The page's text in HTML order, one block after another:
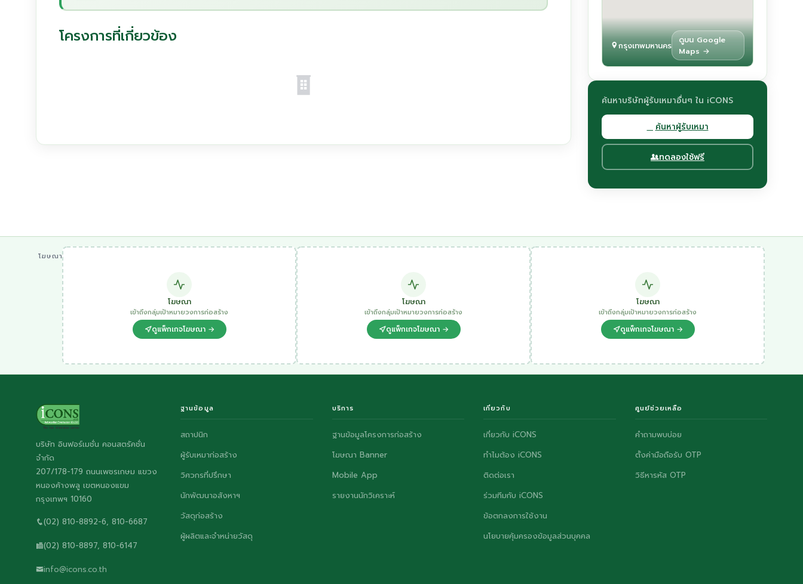
โครงการที่เกี่ยวข้อง
กรุงเทพมหานคร
ดูบน Google
Maps →
ค้นหาบริษัทผู้รับเหมาอื่นๆ ใน iCONS
ค้นหาผู้รับเหมา
ทดลองใช้ฟรี
โฆษณา
โฆษณา
เข้าถึงกลุ่มเป้าหมายวงการก่อสร้าง
ดูแพ็กเกจโฆษณา →
โฆษณา
เข้าถึงกลุ่มเป้าหมายวงการก่อสร้าง
ดูแพ็กเกจโฆษณา →
โฆษณา
เข้าถึงกลุ่มเป้าหมายวงการก่อสร้าง
ดูแพ็กเกจโฆษณา →
บริษัท อินฟอร์เมชั่น คอนสตรัคชั่น
จำกัด
207/178-179 ถนนเพชรเกษม แขวง
หนองค้างพลู เขตหนองแขม
กรุงเทพฯ 10160
(02) 810-8892-6, 810-6687
(02) 810-8897, 810-6147
info@icons.co.th
ฐานข้อมูล
สถาปนิก
ผู้รับเหมาก่อสร้าง
วิศวกรที่ปรึกษา
นักพัฒนาอสังหาฯ
วัสดุก่อสร้าง
ผู้ผลิตและจำหน่ายวัสดุ
บริการ
ฐานข้อมูลโครงการก่อสร้าง
โฆษณา Banner
Mobile App
รายงานนักวิเคราะห์
เกี่ยวกับ
เกี่ยวกับ iCONS
ทำไมต้อง iCONS
ติดต่อเรา
ร่วมทีมกับ iCONS
ข้อตกลงการใช้งาน
นโยบายคุ้มครองข้อมูลส่วนบุคคล
ศูนย์ช่วยเหลือ
คำถามพบบ่อย
ตั้งค่ามือถือรับ OTP
วิธีหารหัส OTP